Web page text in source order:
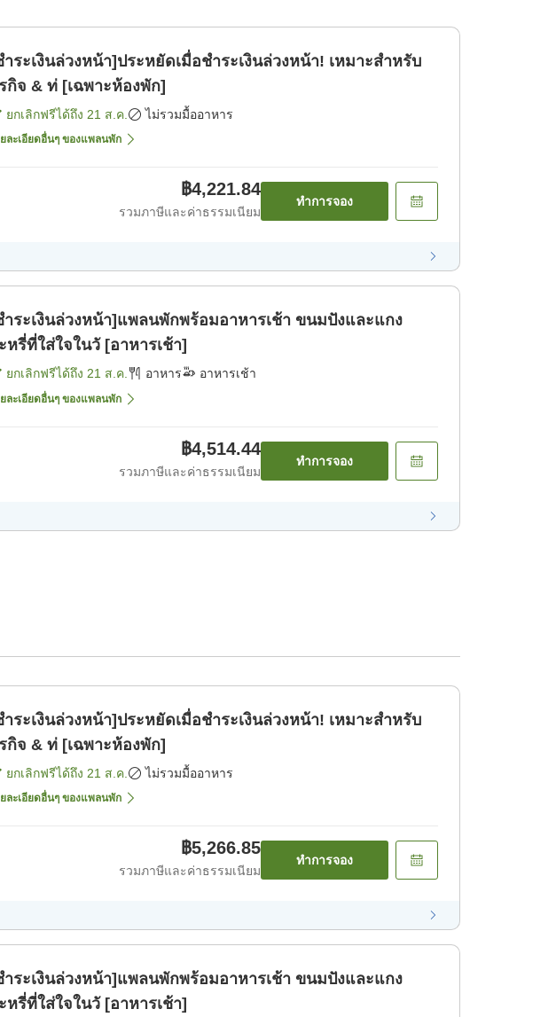
ำระเงินล่วงหน้า]ประหยัดเมื่อชำระเงินล่วงหน้า! เหมาะสำหรับ
กิจ & ท่ [เฉพาะห้องพัก]
ยกเลิกฟรีได้ถึง 21 ส.ค. ไม่รวมมื้ออาหาร
ละเอียดอื่นๆ ของแพลนพัก
฿4,221.84
รวมภาษีและค่าธรรมเนียม
ทำการจอง
ำระเงินล่วงหน้า]แพลนพักพร้อมอาหารเช้า ขนมปังและแกง
หรี่ที่ใส่ใจในวั [อาหารเช้า]
ยกเลิกฟรีได้ถึง 21 ส.ค. อาหาร อาหารเช้า
ละเอียดอื่นๆ ของแพลนพัก
฿4,514.44
รวมภาษีและค่าธรรมเนียม
ทำการจอง
ำระเงินล่วงหน้า]ประหยัดเมื่อชำระเงินล่วงหน้า! เหมาะสำหรับ
กิจ & ท่ [เฉพาะห้องพัก]
ยกเลิกฟรีได้ถึง 21 ส.ค. ไม่รวมมื้ออาหาร
ละเอียดอื่นๆ ของแพลนพัก
฿5,266.85
รวมภาษีและค่าธรรมเนียม
ทำการจอง
ำระเงินล่วงหน้า]แพลนพักพร้อมอาหารเช้า ขนมปังและแกง
หรี่ที่ใส่ใจในวั [อาหารเช้า]